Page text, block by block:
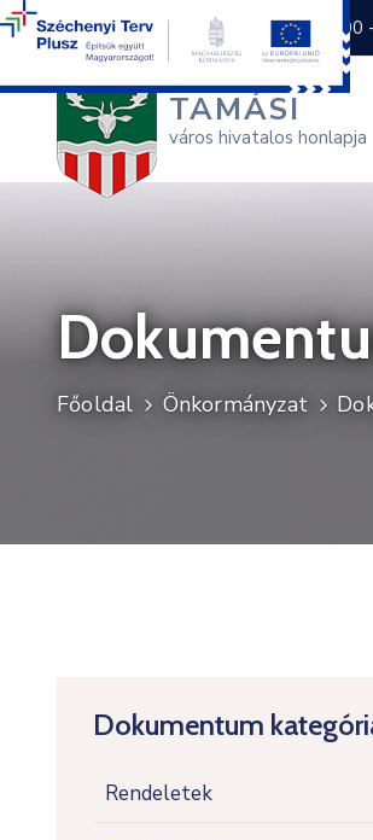
+36 74 570 800 H: 8:00
TAMÁSI
város hivatalos honlapja
Főoldal Önkormányzat
Dokumentum
Rendeletek